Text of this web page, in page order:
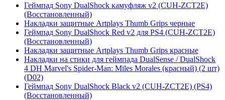
Геймпад Sony DualShock камуфляж v2 (CUH-ZCT2E)
(Восстановленный)
Накладки защитные Artplays Thumb Grips черные
Геймпад Sony DualShock Red v2 для PS4 (CUH-ZCT2E)
(Восстановленный)
Накладки защитные Artplays Thumb Grips красные
Накладки на стики для геймпада DualSense / DualShock
4 DH Marvel's Spider-Man: Miles Morales (красный) (2 шт)
(D02)
Геймпад Sony DualShock Black v2 (CUH-ZCT2E) (PS4)
(Восстановленный)